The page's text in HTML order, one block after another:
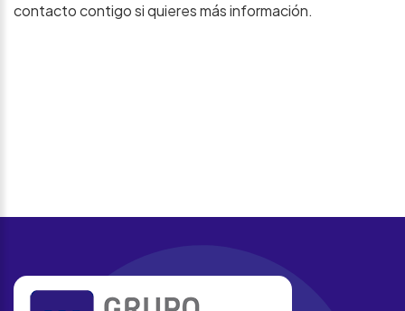
contacto contigo si quieres más información.